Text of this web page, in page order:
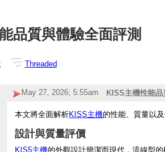
品質與體驗全面評測
Threaded
May 27, 2026; 5:55am KISS主機性能
本文將全面解析KISS主機的性能、質量以
設計與質量評價
KIS5主機的外觀設計簡潔而現代，流線型